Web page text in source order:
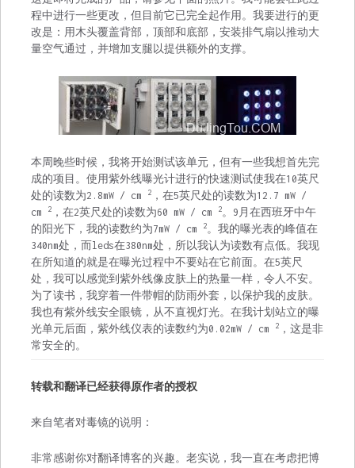
程中进行一些更改，但目前它已完全起作用。我要进行的更
改是：用木头覆盖背部，顶部和底部，安装排气扇以推动大
量空气通过，并增加支腿以提供额外的支撑。
本周晚些时候，我将开始测试该单元，但有一些我想首先完
成的项目。使用紫外线曝光计进行的快速测试使我在10英尺
处的读数为2.8mW / cm
2，在5英尺处的读数为12.7 mW /
cm
2，在2英尺处的读数为60 mW / cm 2。9月在西班牙中午
的阳光下，我的读数约为7mW / cm
2。我的曝光表的峰值在
340nm处，而leds在380nm处，所以我认为读数有点低。我现
在所知道的就是在曝光过程中不要站在它前面。在5英尺
处，我可以感觉到紫外线像皮肤上的热量一样，令人不安。
为了读书，我穿着一件带帽的防雨外套，以保护我的皮肤。
我也有紫外线安全眼镜，从不直视灯光。在我计划站立的曝
光单元后面，紫外线仪表的读数约为0.02mW / cm
2，这是非
常安全的。
转载和翻译已经获得原作者的授权
来自笔者对毒镜的说明：
非常感谢你对翻译博客的兴趣。老实说，我一直在考虑把博